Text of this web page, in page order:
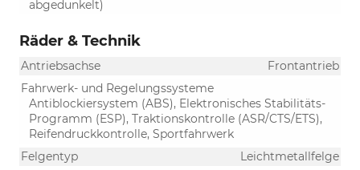
abgedunkelt)
Räder & Technik
Antriebsachse
Frontantrieb
Fahrwerk- und Regelungssysteme
Antiblockiersystem (ABS), Elektronisches Stabilitäts-
Programm (ESP), Traktionskontrolle (ASR/CTS/ETS),
Reifendruckkontrolle, Sportfahrwerk
Felgentyp
Leichtmetallfelge